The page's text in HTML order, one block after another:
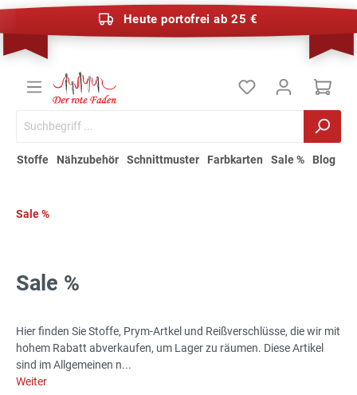
Heute portofrei ab 25 €
Stoffe Nähzubehör Schnittmuster Farbkarten Sale % Blog
Sale %
Sale %
Hier finden Sie Stoffe, Prym-Artkel und Reißverschlüsse, die wir mit
hohem Rabatt abverkaufen, um Lager zu räumen. Diese Artikel
sind im Allgemeinen n...
Weiter